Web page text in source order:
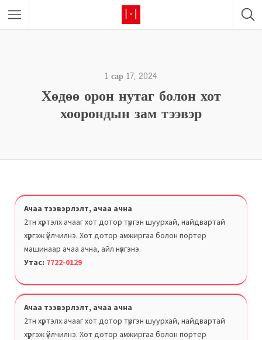
1 сар 17, 2024
Хөдөө орон нутаг болон хот
хоорондын зам тээвэр
Ачаа тээвэрлэлт, ачаа ачна
2тн хүртэлх ачааг хот дотор түргэн шуурхай, найдвартай
хүргэж үйлчилнэ. Хот дотор амжиргаа болон портер
машинаар ачаа ачна, айл нүүлгэнэ.
Утас: 7722-0129
Ачаа тээвэрлэлт, ачаа ачна
2тн хүртэлх ачааг хот дотор түргэн шуурхай, найдвартай
хүргэж үйлчилнэ. Хот дотор амжиргаа болон портер